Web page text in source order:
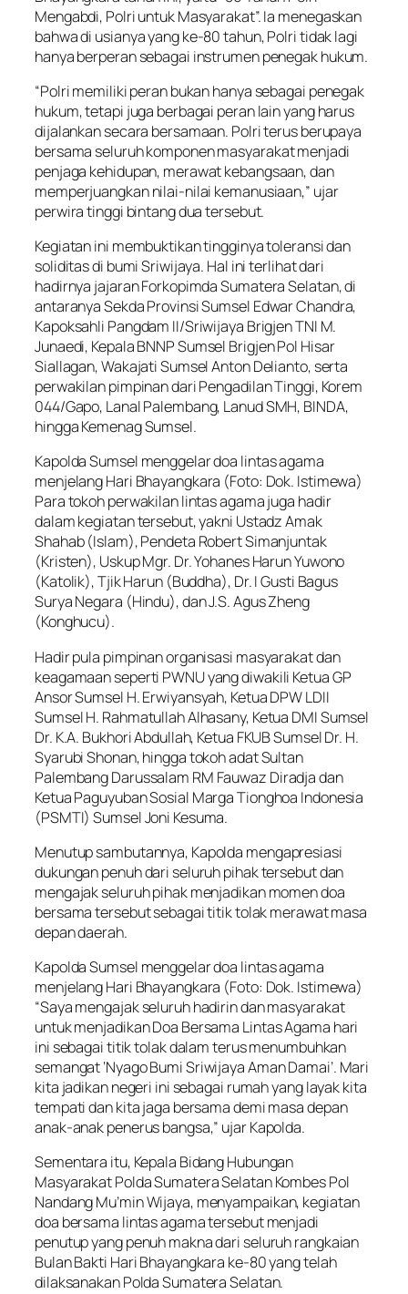
Mengabdi, Polri untuk Masyarakat”. Ia menegaskan
bahwa di usianya yang ke-80 tahun, Polri tidak lagi
hanya berperan sebagai instrumen penegak hukum.
“Polri memiliki peran bukan hanya sebagai penegak
hukum, tetapi juga berbagai peran lain yang harus
dijalankan secara bersamaan. Polri terus berupaya
bersama seluruh komponen masyarakat menjadi
penjaga kehidupan, merawat kebangsaan, dan
memperjuangkan nilai-nilai kemanusiaan,” ujar
perwira tinggi bintang dua tersebut.
Kegiatan ini membuktikan tingginya toleransi dan
soliditas di bumi Sriwijaya. Hal ini terlihat dari
hadirnya jajaran Forkopimda Sumatera Selatan, di
antaranya Sekda Provinsi Sumsel Edwar Chandra,
Kapoksahli Pangdam II/Sriwijaya Brigjen TNI M.
Junaedi, Kepala BNNP Sumsel Brigjen Pol Hisar
Siallagan, Wakajati Sumsel Anton Delianto, serta
perwakilan pimpinan dari Pengadilan Tinggi, Korem
044/Gapo, Lanal Palembang, Lanud SMH, BINDA,
hingga Kemenag Sumsel.
Kapolda Sumsel menggelar doa lintas agama
menjelang Hari Bhayangkara (Foto: Dok. Istimewa)
Para tokoh perwakilan lintas agama juga hadir
dalam kegiatan tersebut, yakni Ustadz Amak
Shahab (Islam), Pendeta Robert Simanjuntak
(Kristen), Uskup Mgr. Dr. Yohanes Harun Yuwono
(Katolik), Tjik Harun (Buddha), Dr. I Gusti Bagus
Surya Negara (Hindu), dan J.S. Agus Zheng
(Konghucu).
Hadir pula pimpinan organisasi masyarakat dan
keagamaan seperti PWNU yang diwakili Ketua GP
Ansor Sumsel H. Erwiyansyah, Ketua DPW LDII
Sumsel H. Rahmatullah Alhasany, Ketua DMI Sumsel
Dr. K.A. Bukhori Abdullah, Ketua FKUB Sumsel Dr. H.
Syarubi Shonan, hingga tokoh adat Sultan
Palembang Darussalam RM Fauwaz Diradja dan
Ketua Paguyuban Sosial Marga Tionghoa Indonesia
(PSMTI) Sumsel Joni Kesuma.
Menutup sambutannya, Kapolda mengapresiasi
dukungan penuh dari seluruh pihak tersebut dan
mengajak seluruh pihak menjadikan momen doa
bersama tersebut sebagai titik tolak merawat masa
depan daerah.
Kapolda Sumsel menggelar doa lintas agama
menjelang Hari Bhayangkara (Foto: Dok. Istimewa)
“Saya mengajak seluruh hadirin dan masyarakat
untuk menjadikan Doa Bersama Lintas Agama hari
ini sebagai titik tolak dalam terus menumbuhkan
semangat ‘Nyago Bumi Sriwijaya Aman Damai’. Mari
kita jadikan negeri ini sebagai rumah yang layak kita
tempati dan kita jaga bersama demi masa depan
anak-anak penerus bangsa,” ujar Kapolda.
Sementara itu, Kepala Bidang Hubungan
Masyarakat Polda Sumatera Selatan Kombes Pol
Nandang Mu’min Wijaya, menyampaikan, kegiatan
doa bersama lintas agama tersebut menjadi
penutup yang penuh makna dari seluruh rangkaian
Bulan Bakti Hari Bhayangkara ke-80 yang telah
dilaksanakan Polda Sumatera Selatan.